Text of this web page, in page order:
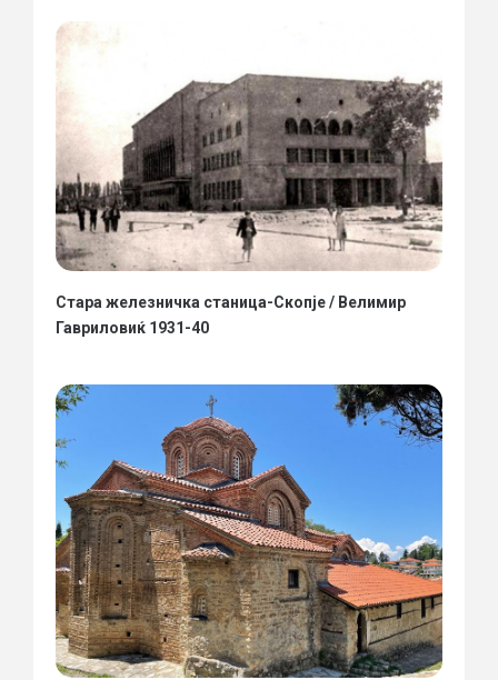
Стара железничка станица-Скопје / Велимир
Гавриловиќ 1931-40